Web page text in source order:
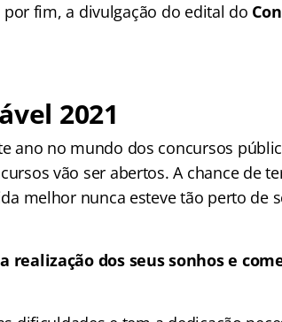
fim, a divulgação do edital do
2021
ano no mundo dos concursos
vão ser abertos. A chance de
melhor nunca esteve tão perto de
realização dos seus sonhos e